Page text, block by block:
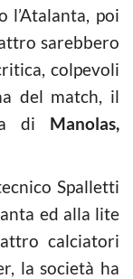
l’Atalanta, poi
sarebbero
colpevoli
del match, il
di Manolas,
Spalletti
ed alla lite
calciatori
la società ha